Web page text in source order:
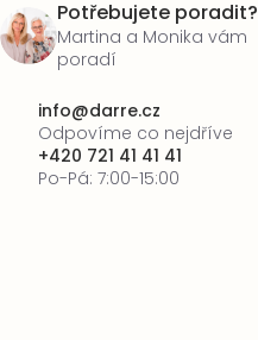
Potřebujete poradit?
Martina a Monika vám
poradí
info@darre.cz
Odpovíme co nejdříve
+420 721 41 41 41
Po-Pá: 7:00-15:00